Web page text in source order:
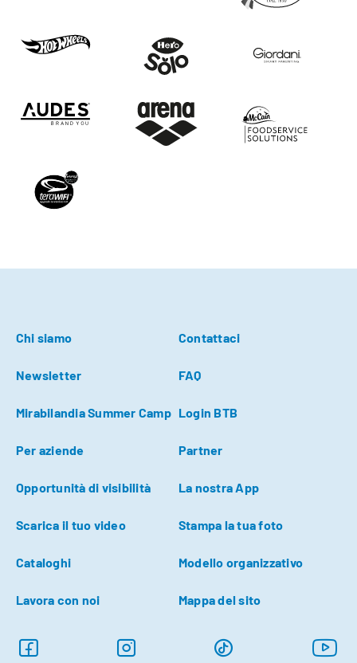
Chi siamo Contattaci
Newsletter FAQ
Mirabilandia Summer Camp Login BTB
Per aziende Partner
Opportunità di visibilità La nostra App
Scarica il tuo video Stampa la tua foto
Cataloghi Modello organizzativo
Lavora con noi Mappa del sito